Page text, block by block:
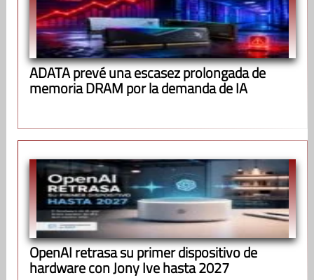
ADATA prevé una escasez prolongada de
memoria DRAM por la demanda de IA
OpenAI retrasa su primer dispositivo de
hardware con Jony Ive hasta 2027